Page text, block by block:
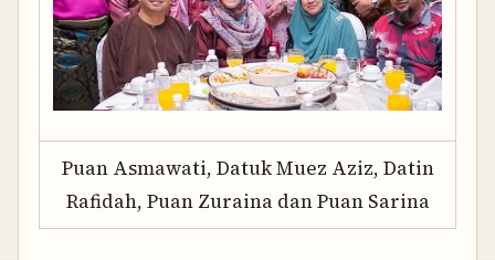
Puan Asmawati, Datuk Muez Aziz, Datin
Rafidah, Puan Zuraina dan Puan Sarina